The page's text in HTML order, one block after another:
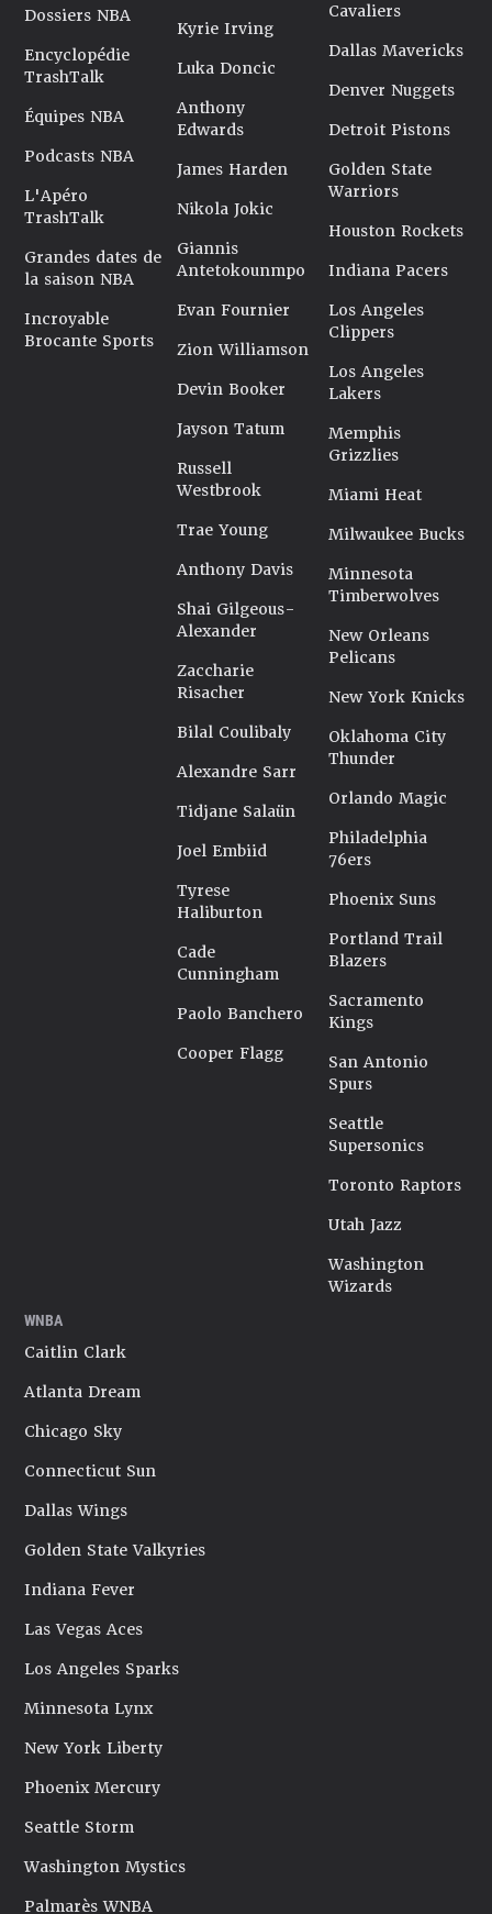
Dossiers NBA
Encyclopédie
TrashTalk
Équipes NBA
Podcasts NBA
L'Apéro
TrashTalk
Grandes dates de
la saison NBA
Incroyable
Brocante Sports
Kyrie Irving
Luka Doncic
Anthony
Edwards
James Harden
Nikola Jokic
Giannis
Antetokounmpo
Evan Fournier
Zion Williamson
Devin Booker
Jayson Tatum
Russell
Westbrook
Trae Young
Anthony Davis
Shai Gilgeous-
Alexander
Zaccharie
Risacher
Bilal Coulibaly
Alexandre Sarr
Tidjane Salaün
Joel Embiid
Tyrese
Haliburton
Cade
Cunningham
Paolo Banchero
Cooper Flagg
Cavaliers
Dallas Mavericks
Denver Nuggets
Detroit Pistons
Golden State
Warriors
Houston Rockets
Indiana Pacers
Los Angeles
Clippers
Los Angeles
Lakers
Memphis
Grizzlies
Miami Heat
Milwaukee Bucks
Minnesota
Timberwolves
New Orleans
Pelicans
New York Knicks
Oklahoma City
Thunder
Orlando Magic
Philadelphia
76ers
Phoenix Suns
Portland Trail
Blazers
Sacramento
Kings
San Antonio
Spurs
Seattle
Supersonics
Toronto Raptors
Utah Jazz
Washington
Wizards
WNBA
Caitlin Clark
Atlanta Dream
Chicago Sky
Connecticut Sun
Dallas Wings
Golden State Valkyries
Indiana Fever
Las Vegas Aces
Los Angeles Sparks
Minnesota Lynx
New York Liberty
Phoenix Mercury
Seattle Storm
Washington Mystics
Palmarès WNBA